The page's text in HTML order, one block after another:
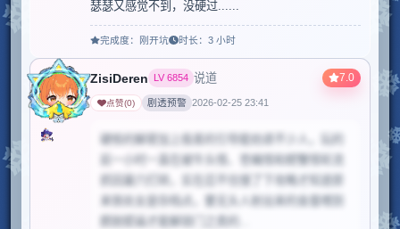
瑟瑟又感觉不到，没硬过......
完成度： 刚开坑 时长： 3 小时
7.0
ZisiDeren LV6854 说道
点赞(0) 剧透预警 2026-02-25 23:41
硬核的解密加上极差的引导能劝退不少人，玩的
前一小时一直在被牛头怪、苍蝇怪和螃蟹怪轮流
抓回巢穴打转，实在忍不住搜了下攻略才知道原
来铁处女是存档点，要无头人射出来的金蛋喂到
膀胱壁画才能解锁门之类的...